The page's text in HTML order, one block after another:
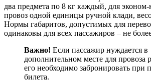
два предмета по 8 кг каждый, для эконом-
провоз одной единицы ручной клади,
Нормы габаритов, допустимых для
одинаковы для всех пассажиров – не
Важно! Если пассажир нуждается в
дополнительном месте для провоза
его необходимо забронировать при
билета.